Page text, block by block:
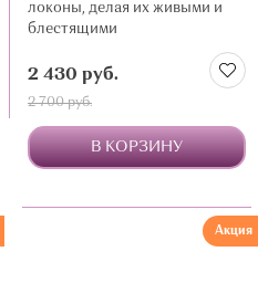
локоны, делая их живыми и
блестящими
2 430 руб.
2 700 руб.
В КОРЗИНУ
Акция